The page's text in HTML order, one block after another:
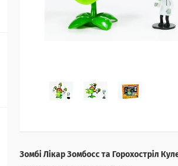
Зомбі Лікар Зомбосс та Горохостріл